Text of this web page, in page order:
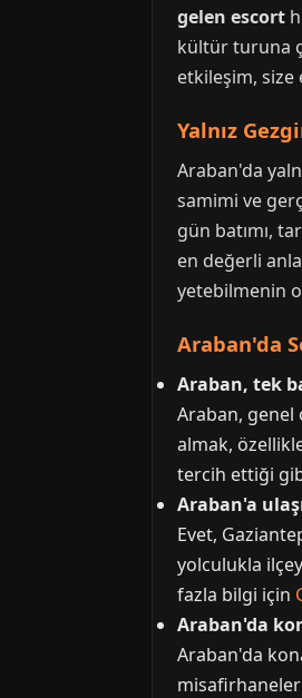
gelen escort
kültür turuna
etkileşim, size
Yalnız
Araban'da
samimi ve
gün batımı,
en değerli
yetebilmenin o
Araban'da
Araban, tek
Araban, genel
almak,
tercih ettiği
Araban'a
Evet,
yolculukla
fazla bilgi için
Araban'da
Araban'da